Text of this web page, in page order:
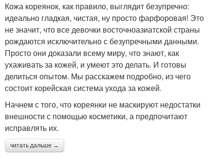
Кожа кореянок, как правило, выглядит безупречно:
идеально гладкая, чистая, ну просто фарфоровая! Это
не значит, что все девочки восточноазиатской страны
рождаются исключительно с безупречными данными.
Просто они доказали всему миру, что знают, как
ухаживать за кожей, и умеют это делать. И готовы
делиться опытом. Мы расскажем подробно, из чего
состоит корейская система ухода за кожей.
Начнем с того, что кореянки не маскируют недостатки
внешности с помощью косметики, а предпочитают
исправлять их.
читать дальше →